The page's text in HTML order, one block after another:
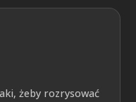
żeby rozrysować